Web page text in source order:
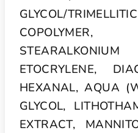
GLYCOL/
ETOCRYLENE,
HEXANAL, AQUA
GLYCOL,
EXTRACT,